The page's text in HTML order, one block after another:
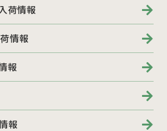
荷情報
情報
報
報